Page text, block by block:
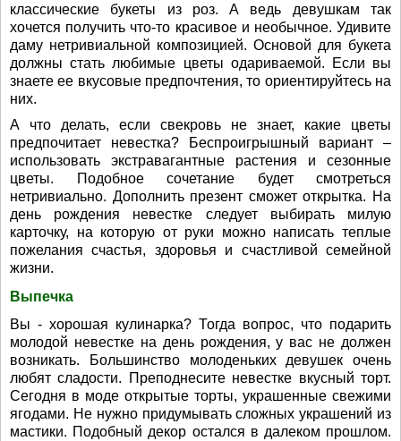
классические букеты из роз. А ведь девушкам так
хочется получить что-то красивое и необычное. Удивите
даму нетривиальной композицией. Основой для букета
должны стать любимые цветы одариваемой. Если вы
знаете ее вкусовые предпочтения, то ориентируйтесь на
них.
А что делать, если свекровь не знает, какие цветы
предпочитает невестка? Беспроигрышный вариант –
использовать экстравагантные растения и сезонные
цветы. Подобное сочетание будет смотреться
нетривиально. Дополнить презент сможет открытка. На
день рождения невестке следует выбирать милую
карточку, на которую от руки можно написать теплые
пожелания счастья, здоровья и счастливой семейной
жизни.
Выпечка
Вы - хорошая кулинарка? Тогда вопрос, что подарить
молодой невестке на день рождения, у вас не должен
возникать. Большинство молоденьких девушек очень
любят сладости. Преподнесите невестке вкусный торт.
Сегодня в моде открытые торты, украшенные свежими
ягодами. Не нужно придумывать сложных украшений из
мастики. Подобный декор остался в далеком прошлом.